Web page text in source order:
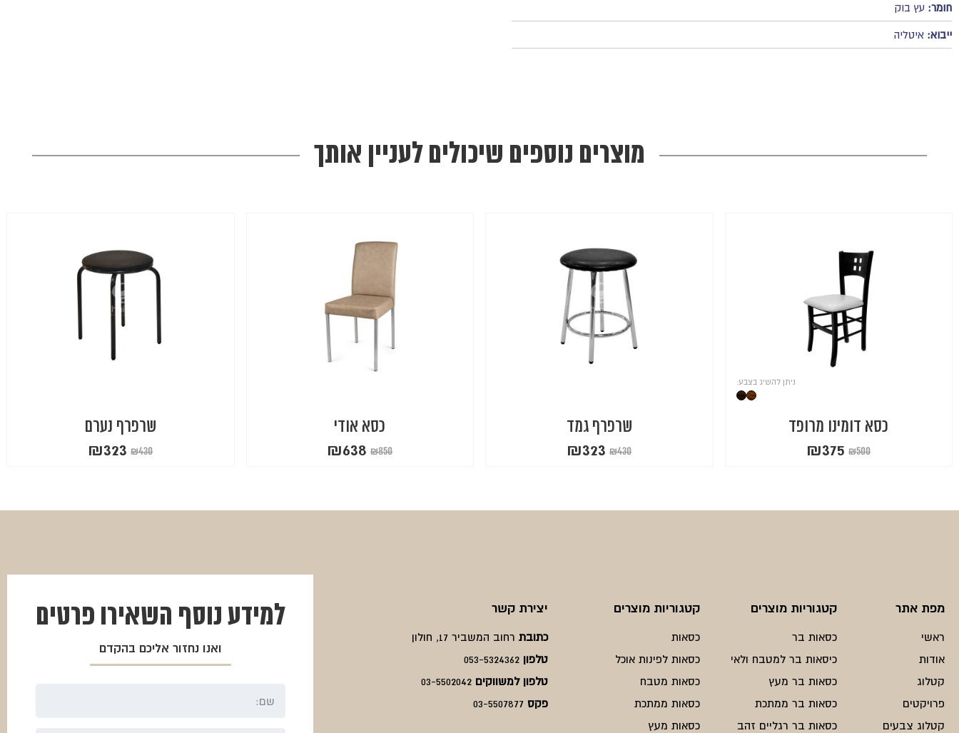
חומר: עץ בוק
ייבוא: איטליה
מוצרים נוספים שיכולים לעניין אותך
ניתן להשיג בצבע:
כסא דומינו מרופד
₪500
המחיר
₪500.
₪375המחיר
₪375.
שרפרף גמד
₪430
המחיר
₪430.
₪323המחיר
₪323.
כסא אודי
₪850
המחיר
₪850.
₪638המחיר
₪638.
שרפרף נערם
₪430
המחיר
₪430.
₪323המחיר
₪323.
מפת אתר
ראשי
אודות
קטלוג
פרויקטים
קטלוג צבעים
קטגוריות מוצרים
כסאות בר
כיסאות בר למטבח ולאי
כסאות בר מעץ
כסאות בר ממתכת
כסאות בר רגליים זהב
קטגוריות מוצרים
כסאות
כסאות לפינות אוכל
כסאות מטבח
כסאות ממתכת
כסאות מעץ
יצירת קשר
כתובת רחוב המשביר 17, חולון
טלפון 053-5324362
טלפון למשווקים 03-5502042
פקס03-5507877
למידע נוסף השאירו פרטים
ואנו נחזור אליכם בהקדם